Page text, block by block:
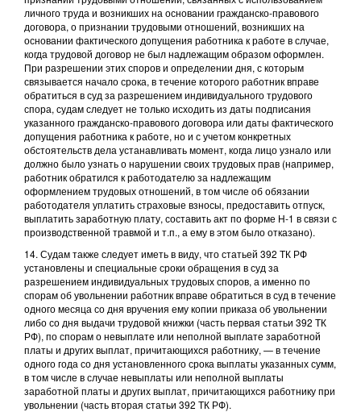
личного труда и возникших на основании гражданско-правового
договора, о признании трудовыми отношений, возникших на
основании фактического допущения работника к работе в случае,
когда трудовой договор не был надлежащим образом оформлен.
При разрешении этих споров и определении дня, с которым
связывается начало срока, в течение которого работник вправе
обратиться в суд за разрешением индивидуального трудового
спора, судам следует не только исходить из даты подписания
указанного гражданско-правового договора или даты фактического
допущения работника к работе, но и с учетом конкретных
обстоятельств дела устанавливать момент, когда лицо узнало или
должно было узнать о нарушении своих трудовых прав (например,
работник обратился к работодателю за надлежащим
оформлением трудовых отношений, в том числе об обязании
работодателя уплатить страховые взносы, предоставить отпуск,
выплатить заработную плату, составить акт по форме Н-1 в связи с
производственной травмой и т.п., а ему в этом было отказано).
14. Судам также следует иметь в виду, что статьей 392 ТК РФ
установлены и специальные сроки обращения в суд за
разрешением индивидуальных трудовых споров, а именно по
спорам об увольнении работник вправе обратиться в суд в течение
одного месяца со дня вручения ему копии приказа об увольнении
либо со дня выдачи трудовой книжки (часть первая статьи 392 ТК
РФ), по спорам о невыплате или неполной выплате заработной
платы и других выплат, причитающихся работнику, — в течение
одного года со дня установленного срока выплаты указанных сумм,
в том числе в случае невыплаты или неполной выплаты
заработной платы и других выплат, причитающихся работнику при
увольнении (часть вторая статьи 392 ТК РФ).